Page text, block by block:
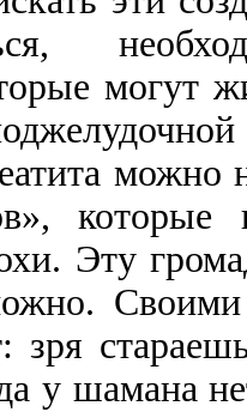
могут
можно
которые
Эту
зря
у шамана